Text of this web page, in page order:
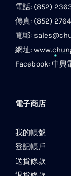
電話: (852)
傳真: (852)
電郵:
網址:
Facebook: 中興
電子商店
我的帳號
登記帳戶
送貨條款